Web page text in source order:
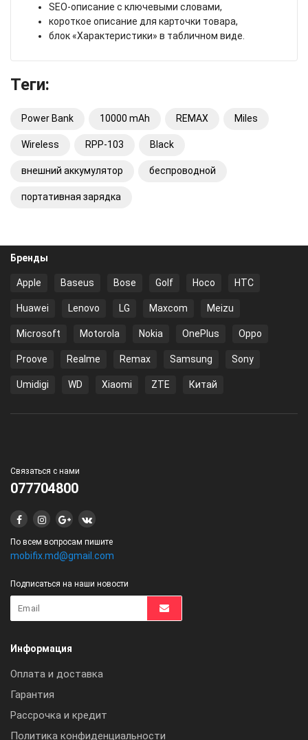
SEO-описание с ключевыми словами,
короткое описание для карточки товара,
блок «Характеристики» в табличном виде.
Теги:
Power Bank 10000 mAh REMAX Miles
Wireless RPP-103 Black
внешний аккумулятор беспроводной
портативная зарядка
Бренды
Apple Baseus Bose Golf Hoco HTC
Huawei Lenovo LG Maxcom Meizu
Microsoft Motorola Nokia OnePlus Oppo
Proove Realme Remax Samsung Sony
Umidigi WD Xiaomi ZTE Китай
Связаться с нами
077704800
По всем вопросам пишите
mobifix.md@gmail.com
Подписаться на наши новости
Информация
Оплата и доставка
Гарантия
Рассрочка и кредит
Политика конфиденциальности